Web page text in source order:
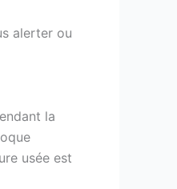
alerter ou
la
usée est